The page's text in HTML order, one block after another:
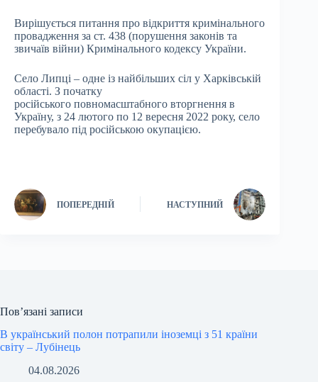
Вирішується питання про відкриття кримінального
провадження за ст. 438 (порушення законів та
звичаїв війни) Кримінального кодексу України.
Село Липці – одне із найбільших сіл у Харківській
області. З початку
російського повномасштабного вторгнення в
Україну, з 24 лютого по 12 вересня 2022 року, село
перебувало під російською окупацією.
ПОПЕРЕДНІЙ НАСТУПНИЙ
Пов’язані записи
В український полон потрапили іноземці з 51 країни
світу – Лубінець
04.08.2026